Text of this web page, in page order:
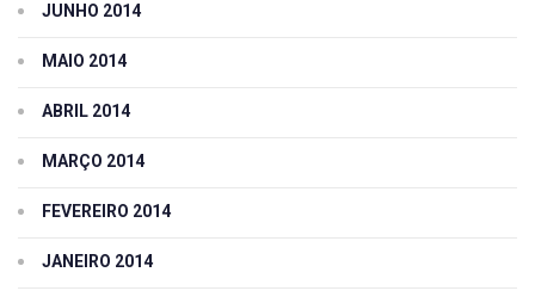
JUNHO 2014
MAIO 2014
ABRIL 2014
MARÇO 2014
FEVEREIRO 2014
JANEIRO 2014